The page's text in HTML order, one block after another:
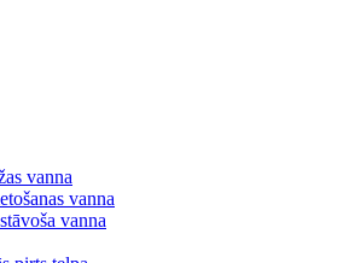
vanna
vanna
vanna